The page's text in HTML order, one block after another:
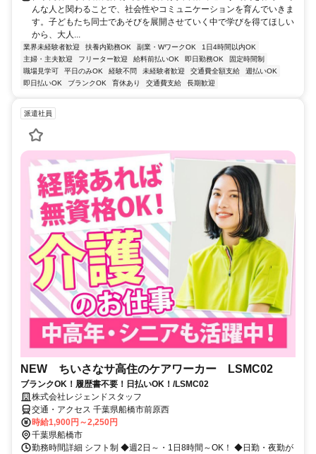
んな人と関わることで、社会性やコミュニケーションを育んでいきま
す。子どもたち同士であそびを展開させていく中で学びを得てほしい
から、大人...
業界未経験者歓迎 扶養内勤務OK 副業・WワークOK
1日4時間以内OK
主婦・主夫歓迎
フリーター歓迎 給料前払いOK 即日勤務OK
固定時間制
職場見学可
平日のみOK 経験不問 未経験者歓迎 交通費全額支給
週払いOK
即日払いOK
ブランクOK 育休あり 交通費支給 長期歓迎
派遣社員
NEW ちいさなサ高住のケアワーカー LSMC02
ブランクOK！履歴書不要！日払いOK！/LSMC02
株式会社レジェンドスタッフ
交通・アクセス 千葉県船橋市前原西
時給1,900円～2,250円
千葉県船橋市
勤務時間詳細 シフト制 ◆週2日～・1日8時間～OK！ ◆日勤・夜勤が